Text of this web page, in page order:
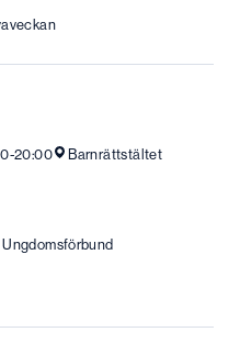
20:00
Barnrättstältet